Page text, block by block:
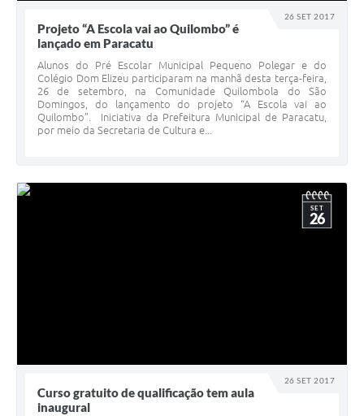
26 SET 2017
Projeto “A Escola vai ao Quilombo” é
lançado em Paracatu
Alunos do Pré Escolar Municipal Pequeno Polegar e do
Colégio Dom Elizeu participaram na manhã desta terça-feira,
26 de setembro, na Comunidade Quilombola do São
Domingos, do lançamento do projeto “A Escola vai ao
Quilombo”. Iniciativa da Prefeitura Municipal de Paracatu,
por meio da Secretaria de Cultura e...
26 SET 2017
SET
26
Curso gratuito de qualificação tem aula
inaugural